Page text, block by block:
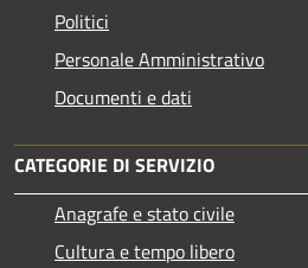
Politici
Personale Amministrativo
Documenti e dati
CATEGORIE DI SERVIZIO
Anagrafe e stato civile
Cultura e tempo libero